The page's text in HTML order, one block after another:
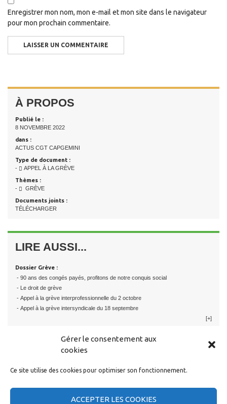
Gérer le consentement aux
cookies
Ce site utilise des cookies pour optimiser son fonctionnement.
ACCEPTER LES COOKIES
Enregistrer mon nom, mon e-mail et mon site dans le navigateur
pour mon prochain commentaire.
À PROPOS
Publié le :
8 NOVEMBRE 2022
dans :
ACTUS CGT CAPGEMINI
Type de document :
-
APPEL À LA GRÈVE
Thèmes :
-
GRÈVE
Documents joints :
TÉLÉCHARGER
LIRE AUSSI...
Dossier Grève :
- 90 ans des congés payés, profitons de notre conquis social
- Le droit de grève
- Appel à la grève interprofessionnelle du 2 octobre
- Appel à la grève intersyndicale du 18 septembre
[+]
RESTER EN CONTACT